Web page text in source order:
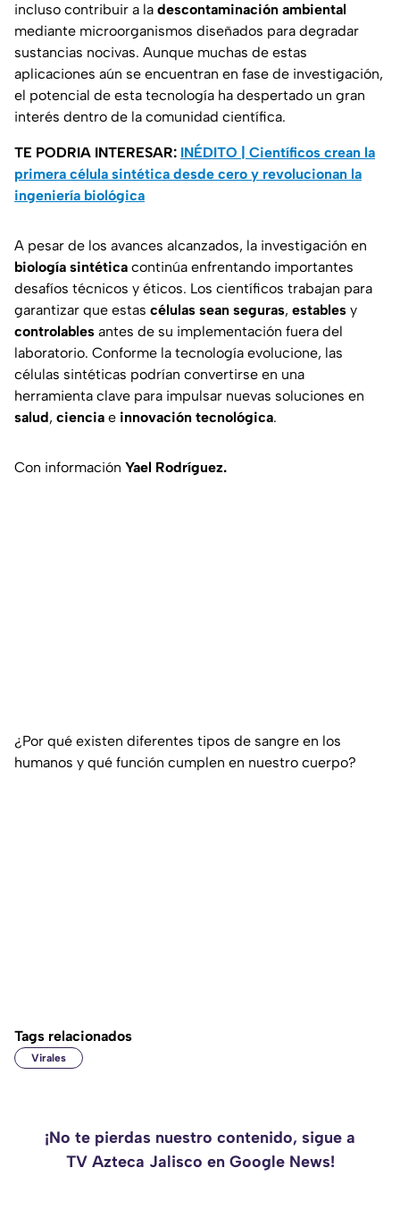
incluso contribuir a la descontaminación ambiental
mediante microorganismos diseñados para degradar
sustancias nocivas. Aunque muchas de estas
aplicaciones aún se encuentran en fase de investigación,
el potencial de esta tecnología ha despertado un gran
interés dentro de la comunidad científica.
TE PODRIA INTERESAR: INÉDITO | Científicos crean la
primera célula sintética desde cero y revolucionan la
ingeniería biológica
A pesar de los avances alcanzados, la investigación en
biología sintética continúa enfrentando importantes
desafíos técnicos y éticos. Los científicos trabajan para
garantizar que estas células sean seguras, estables y
controlables antes de su implementación fuera del
laboratorio. Conforme la tecnología evolucione, las
células sintéticas podrían convertirse en una
herramienta clave para impulsar nuevas soluciones en
salud, ciencia e innovación tecnológica.
Con información Yael Rodríguez.
¿Por qué existen diferentes tipos de sangre en los
humanos y qué función cumplen en nuestro cuerpo?
Tags relacionados
Virales
¡No te pierdas nuestro contenido, sigue a
TV Azteca Jalisco en Google News!